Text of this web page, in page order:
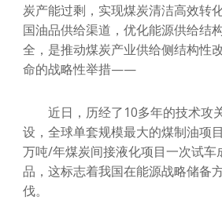
炭产能过剩，实现煤炭清洁高效转
国油品供给渠道，优化能源供给结
全，是推动煤炭产业供给侧结构性
命的战略性举措——
近日，历经了10多年的技术攻
设，全球单套规模最大的煤制油项
万吨/年煤炭间接液化项目一次试车
品，这标志着我国在能源战略储备
伐。